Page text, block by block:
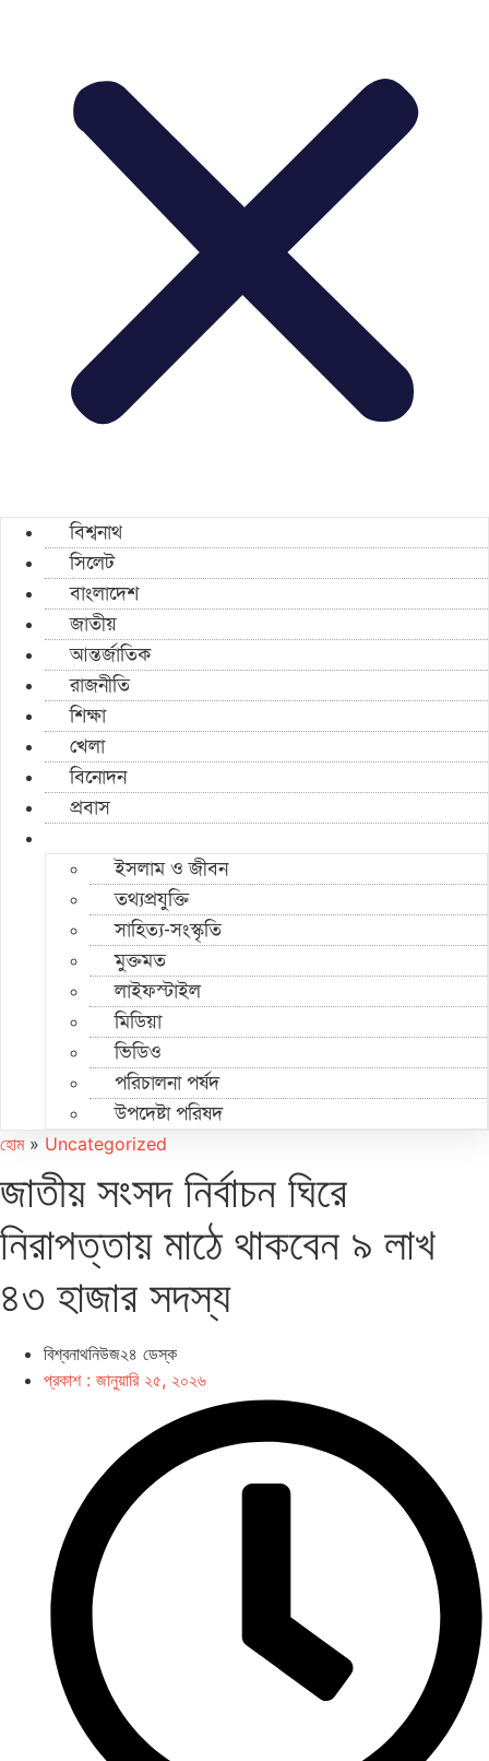
বিশ্বনাথ
সিলেট
বাংলাদেশ
জাতীয়
আন্তর্জাতিক
রাজনীতি
শিক্ষা
খেলা
বিনোদন
প্রবাস
ইসলাম ও জীবন
তথ্যপ্রযুক্তি
সাহিত্য-সংস্কৃতি
মুক্তমত
লাইফস্টাইল
মিডিয়া
ভিডিও
পরিচালনা পর্ষদ
উপদেষ্টা পরিষদ
হোম» Uncategorized
জাতীয় সংসদ নির্বাচন ঘিরে
নিরাপত্তায় মাঠে থাকবেন ৯ লাখ
৪৩ হাজার সদস্য
বিশ্বনাথনিউজ২৪ ডেস্ক
প্রকাশ : জানুয়ারি ২৫, ২০২৬